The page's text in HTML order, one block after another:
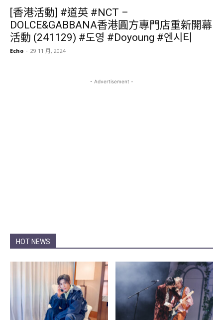
[香港活動] #道英 #NCT –
DOLCE&GABBANA香港圓方專門店重新開幕
活動 (241129) #도영 #Doyoung #엔시티
Echo - 29 11 月, 2024
- Advertisement -
HOT NEWS